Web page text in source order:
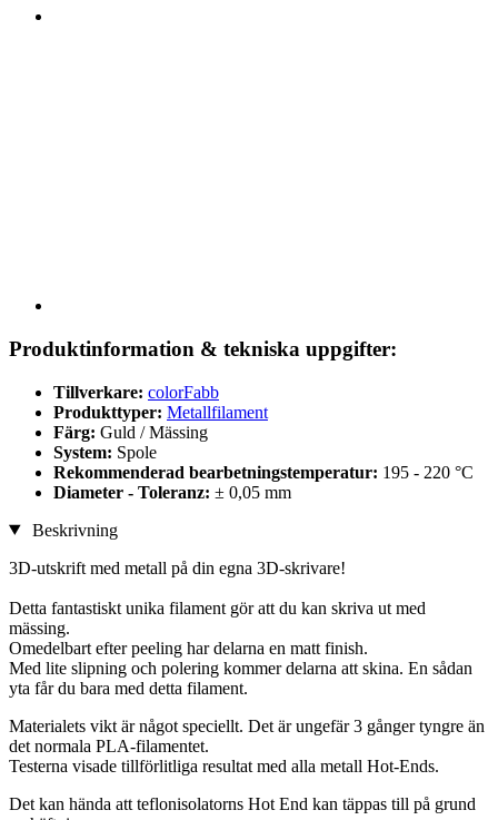
Produktinformation & tekniska uppgifter:
Tillverkare: colorFabb
Produkttyper: Metallfilament
Färg: Guld / Mässing
System: Spole
Rekommenderad bearbetningstemperatur: 195 - 220 °C
Diameter - Toleranz: ± 0,05 mm
Beskrivning
3D-utskrift med metall på din egna 3D-skrivare!
Detta fantastiskt unika filament gör att du kan skriva ut med
mässing.
Omedelbart efter peeling har delarna en matt finish.
Med lite slipning och polering kommer delarna att skina. En sådan
yta får du bara med detta filament.
Materialets vikt är något speciellt. Det är ungefär 3 gånger tyngre än
det normala PLA-filamentet.
Testerna visade tillförlitliga resultat med alla metall Hot-Ends.
Det kan hända att teflonisolatorns Hot End kan täppas till på grund